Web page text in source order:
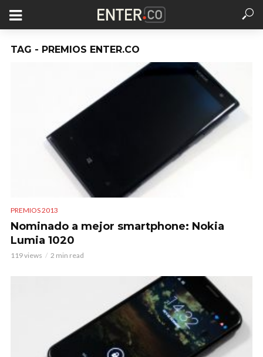
TAG - PREMIOS ENTER.CO
PREMIOS 2013
Nominado a mejor smartphone: Nokia
Lumia 1020
119 views 2 min read